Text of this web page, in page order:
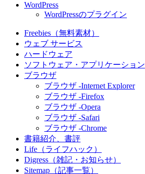
WordPress
WordPressのプラグイン
Freebies（無料素材）
ウェブ サービス
ハードウェア
ソフトウェア・アプリケーション
ブラウザ
ブラウザ -Internet Explorer
ブラウザ -Firefox
ブラウザ -Opera
ブラウザ -Safari
ブラウザ -Chrome
書籍紹介、書評
Life（ライフハック）
Digress（雑記・お知らせ）
Sitemap（記事一覧）